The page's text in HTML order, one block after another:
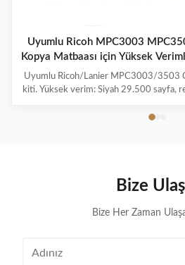
Uyumlu Ricoh MPC3003
Kopya Matbaası için Yüksek
Kartoşu
Uyumlu Ricoh/Lanier MPC3003/3503
kiti. Yüksek verim: Siyah 29.500 sayfa,
%100 test edilmiş kalite.
Bize
Bize Her Zaman